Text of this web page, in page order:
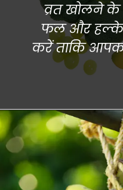
व्रत खोलने
फल और
करें ताकि